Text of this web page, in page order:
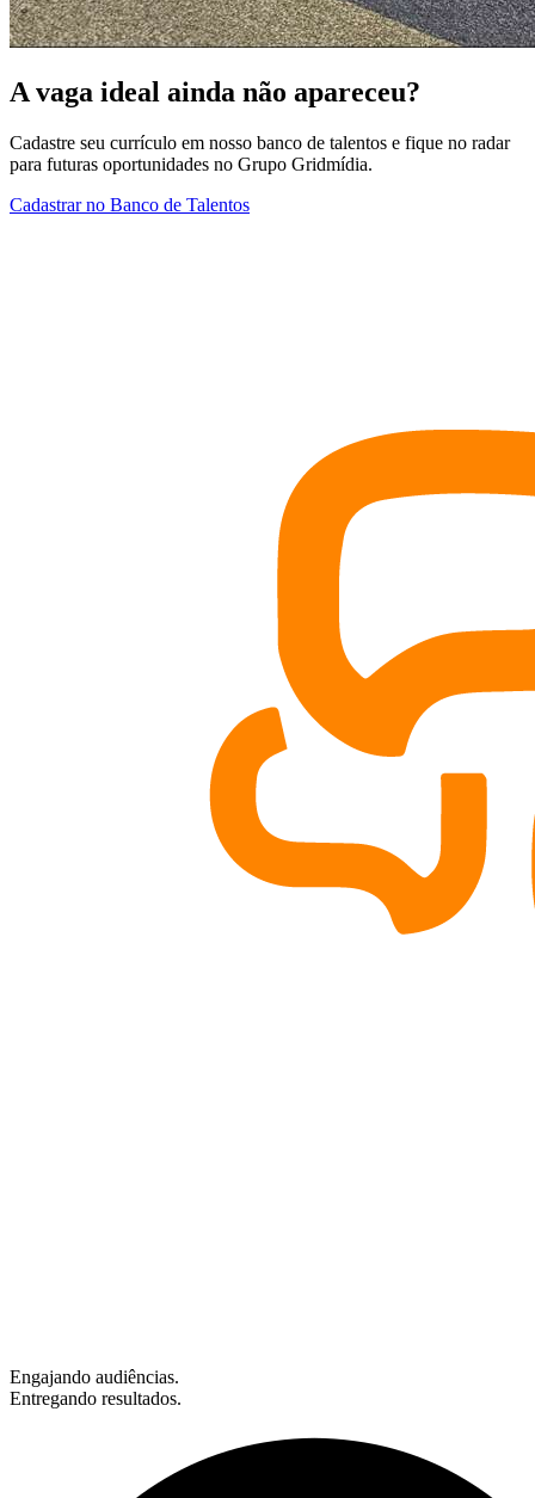
A vaga ideal ainda não apareceu?
Cadastre seu currículo em nosso banco de talentos e fique no radar
para futuras oportunidades no Grupo Gridmídia.
Cadastrar no Banco de Talentos
Engajando audiências.
Entregando resultados.